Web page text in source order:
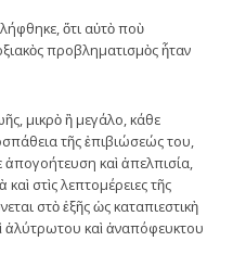
ὅτι αὐτὸ ποὺ
προβληματισμὸς ἦταν
μικρὸ ἢ μεγάλο, κάθε
τῆς ἐπιβιώσεώς του,
ἀπογοήτευση καὶ ἀπελπισία,
στὶς λεπτομέρειες τῆς
στὸ ἑξῆς ὡς καταπιεστικὴ
ἀλύτρωτου καὶ ἀναπόφευκτου